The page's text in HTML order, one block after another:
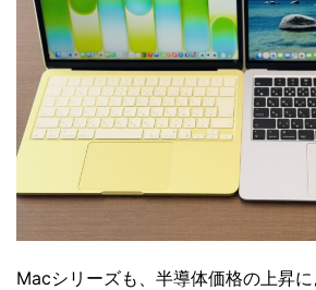
Macシリーズも、半導体価格の上昇